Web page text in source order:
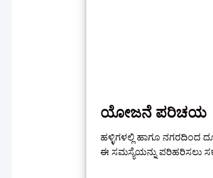
ಯೋಜನೆ ಪರಿಚಯ
ಹಳ್ಳಿಗಳಲ್ಲಿ ಹಾಗೂ ನಗರದಿಂದ
ಈ ಸಮಸ್ಯೆಯನ್ನು ಪರಿಹರಿಸಲು